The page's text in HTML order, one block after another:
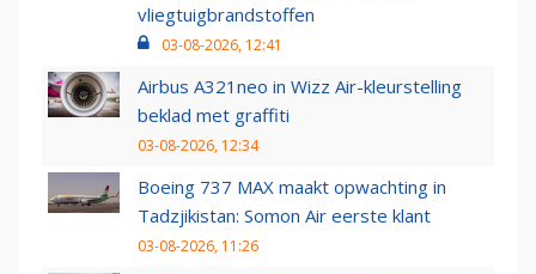
vliegtuigbrandstoffen
03-08-2026, 12:41
Airbus A321neo in Wizz Air-kleurstelling
beklad met graffiti
03-08-2026, 12:34
Boeing 737 MAX maakt opwachting in
Tadzjikistan: Somon Air eerste klant
03-08-2026, 11:26